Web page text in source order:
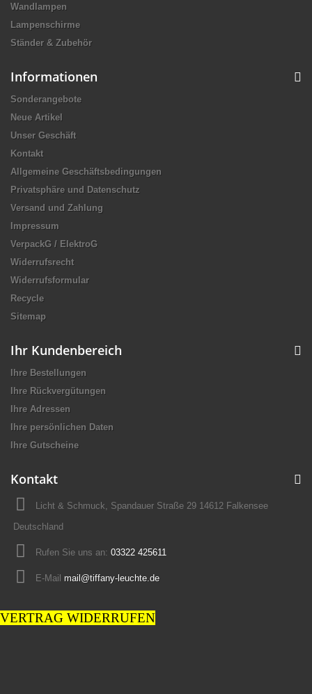
Wandlampen
Lampenschirme
Ständer & Zubehör
Informationen
Sonderangebote
Neue Artikel
Unser Geschäft
Kontakt
Allgemeine Geschäftsbedingungen
Privatsphäre und Datenschutz
Versand und Zahlung
Impressum
VerpackG / ElektroG
Widerrufsrecht
Widerrufsformular
Recycle
Sitemap
Ihr Kundenbereich
Ihre Bestellungen
Ihre Rückvergütungen
Ihre Adressen
Ihre persönlichen Daten
Ihre Gutscheine
Kontakt
Licht & Schmuck, Spandauer Straße 29 14612 Falkensee
Deutschland
Rufen Sie uns an: 03322 425611
E-Mail mail@tiffany-leuchte.de
VERTRAG WIDERRUFEN